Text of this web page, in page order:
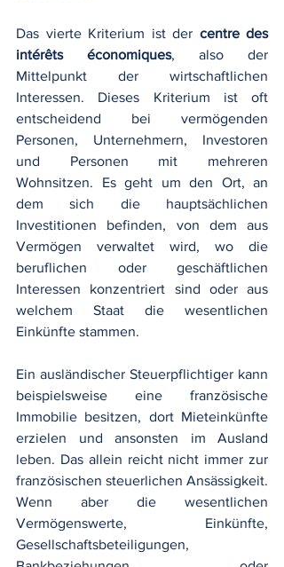
Das vierte Kriterium ist der centre des
intérêts économiques, also der
Mittelpunkt der wirtschaftlichen
Interessen. Dieses Kriterium ist oft
entscheidend bei vermögenden
Personen, Unternehmern, Investoren
und Personen mit mehreren
Wohnsitzen. Es geht um den Ort, an
dem sich die hauptsächlichen
Investitionen befinden, von dem aus
Vermögen verwaltet wird, wo die
beruflichen oder geschäftlichen
Interessen konzentriert sind oder aus
welchem Staat die wesentlichen
Einkünfte stammen.
Ein ausländischer Steuerpflichtiger kann
beispielsweise eine französische
Immobilie besitzen, dort Mieteinkünfte
erzielen und ansonsten im Ausland
leben. Das allein reicht nicht immer zur
französischen steuerlichen Ansässigkeit.
Wenn aber die wesentlichen
Vermögenswerte, Einkünfte,
Gesellschaftsbeteiligungen,